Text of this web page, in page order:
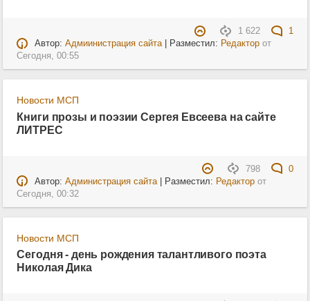
1 622
1
Автор: Адмиинистрация сайта| Разместил: Редакторот
Сегодня, 00:55
Новости МСП
Книги прозы и поэзии Сергея Евсеева на сайте
ЛИТРЕС
798
0
Автор: Администрация сайта| Разместил: Редакторот
Сегодня, 00:32
Новости МСП
Сегодня - день рождения талантливого поэта
Николая Дика